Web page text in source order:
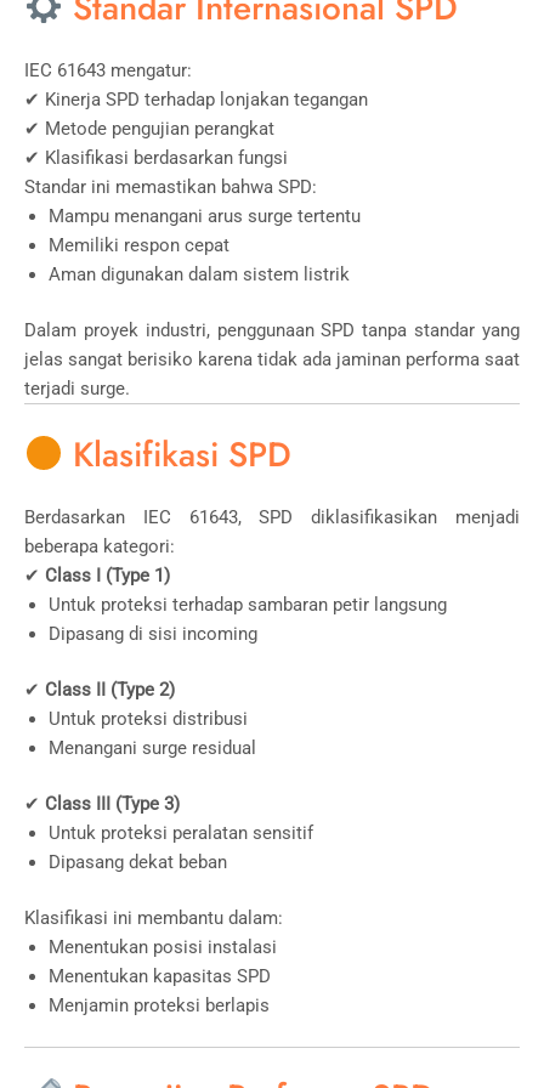
IEC 61643 mengatur:
✔ Kinerja SPD terhadap lonjakan tegangan
✔ Metode pengujian perangkat
✔ Klasifikasi berdasarkan fungsi
Standar ini memastikan bahwa SPD:
Mampu menangani arus surge tertentu
Memiliki respon cepat
Aman digunakan dalam sistem listrik
Dalam proyek industri, penggunaan SPD tanpa standar yang
jelas sangat berisiko karena tidak ada jaminan performa saat
terjadi surge.
Klasifikasi SPD
Berdasarkan IEC 61643, SPD diklasifikasikan menjadi
beberapa kategori:
✔ Class I (Type 1)
Untuk proteksi terhadap sambaran petir langsung
Dipasang di sisi incoming
✔ Class II (Type 2)
Untuk proteksi distribusi
Menangani surge residual
✔ Class III (Type 3)
Untuk proteksi peralatan sensitif
Dipasang dekat beban
Klasifikasi ini membantu dalam:
Menentukan posisi instalasi
Menentukan kapasitas SPD
Menjamin proteksi berlapis